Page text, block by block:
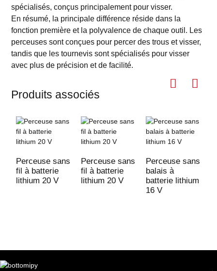
spécialisés, conçus principalement pour visser.
En résumé, la principale différence réside dans la
fonction première et la polyvalence de chaque outil. Les
perceuses sont conçues pour percer des trous et visser,
tandis que les tournevis sont spécialisés pour visser
avec plus de précision et de facilité.
Produits associés
Perceuse sans
fil à batterie
lithium 20 V
Perceuse sans
fil à batterie
lithium 20 V
Perceuse sans
balais à
batterie lithium
16 V